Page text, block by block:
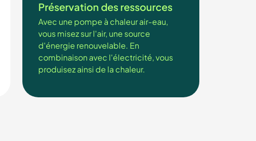
Préservation des ressources
Avec une pompe à chaleur air-eau,
vous misez sur l'air, une source
d'énergie renouvelable. En
combinaison avec l'électricité, vous
produisez ainsi de la chaleur.